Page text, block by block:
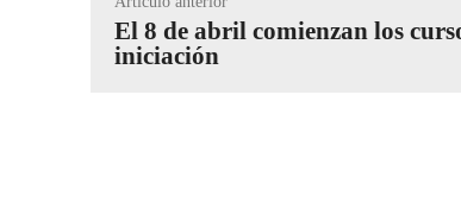
El 8 de abril comienzan los
iniciación